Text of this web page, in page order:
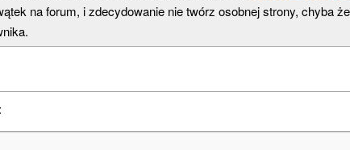
na forum, i zdecydowanie nie twórz osobnej strony, chyba